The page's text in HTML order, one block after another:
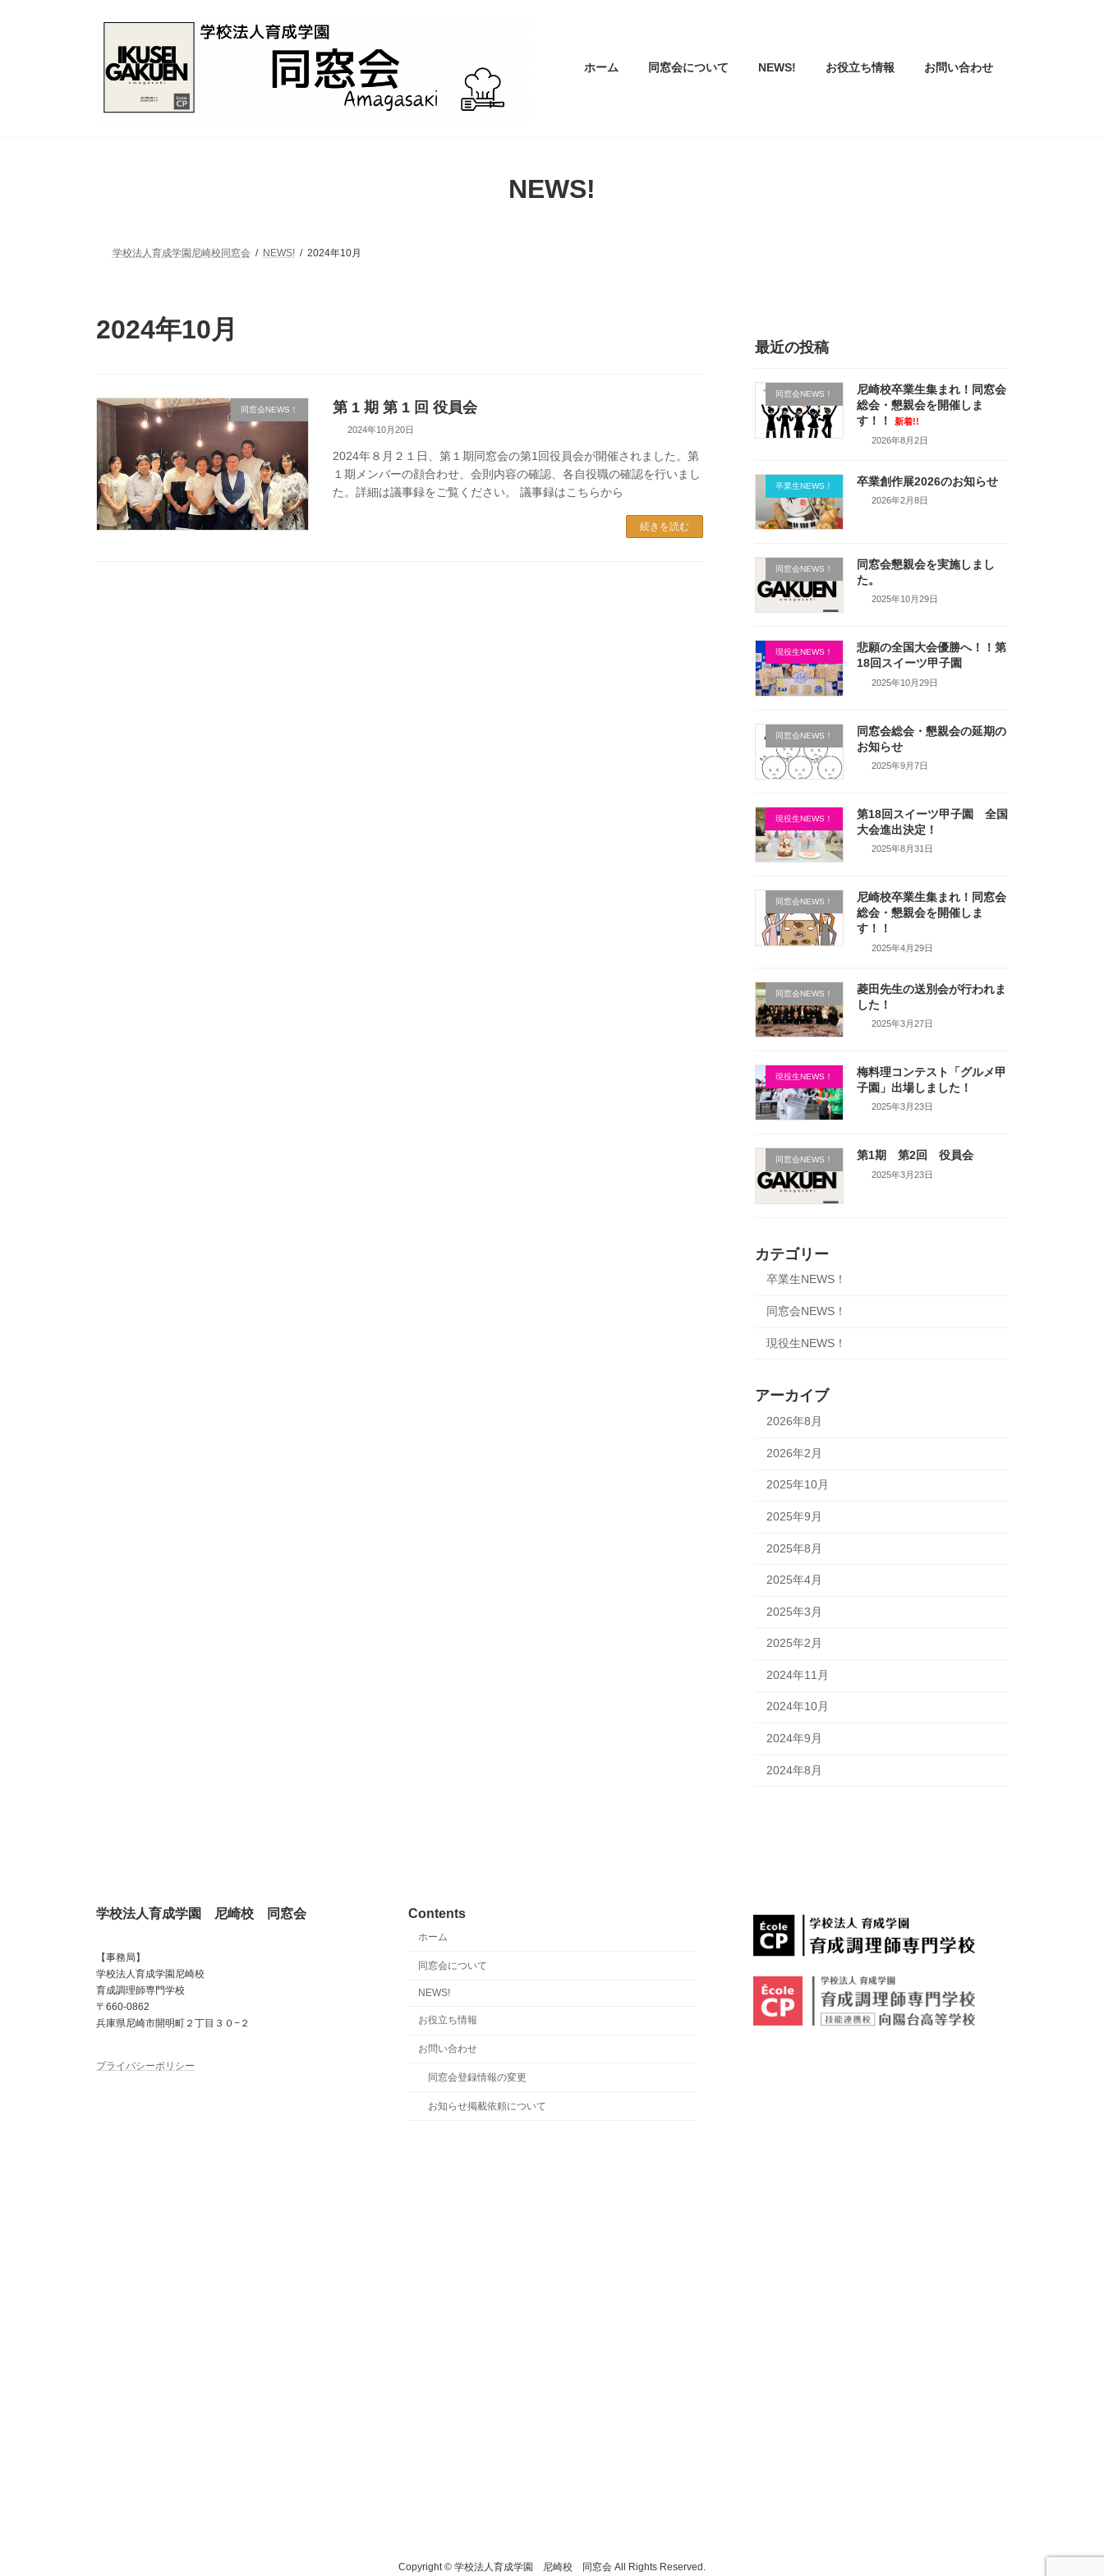
ホーム 同窓会について NEWS! お役立ち情報 お問い合わせ
NEWS!
学校法人育成学園尼崎校同窓会 NEWS! 2024年10月
2024年10月
同窓会NEWS！ 第 1 期 第 1 回 役員会
2024年10月20日
2024年８月２１日、第１期同窓会の第1回役員会が開催されました。第
１期メンバーの顔合わせ、会則内容の確認、各自役職の確認を行いまし
た。詳細は議事録をご覧ください。 議事録はこちらから
続きを読む
最近の投稿
同窓会NEWS！
尼崎校卒業生集まれ！同窓会
総会・懇親会を開催しま
す！！
新着!!
2026年8月2日
卒業生NEWS！ 卒業創作展2026のお知らせ
2026年2月8日
同窓会NEWS！
同窓会懇親会を実施しまし
た。
2025年10月29日
現役生NEWS！
悲願の全国大会優勝へ！！第
18回スイーツ甲子園
2025年10月29日
同窓会NEWS！
同窓会総会・懇親会の延期の
お知らせ
2025年9月7日
現役生NEWS！
第18回スイーツ甲子園 全国
大会進出決定！
2025年8月31日
同窓会NEWS！
尼崎校卒業生集まれ！同窓会
総会・懇親会を開催しま
す！！
2025年4月29日
同窓会NEWS！
菱田先生の送別会が行われま
した！
2025年3月27日
現役生NEWS！
梅料理コンテスト「グルメ甲
子園」出場しました！
2025年3月23日
同窓会NEWS！ 第1期 第2回 役員会
2025年3月23日
カテゴリー
卒業生NEWS！
同窓会NEWS！
現役生NEWS！
アーカイブ
2026年8月
2026年2月
2025年10月
2025年9月
2025年8月
2025年4月
2025年3月
2025年2月
2024年11月
2024年10月
2024年9月
2024年8月
学校法人育成学園 尼崎校 同窓会
【事務局】
学校法人育成学園尼崎校
育成調理師専門学校
〒660-0862
兵庫県尼崎市開明町２丁目３０−２
プライバシーポリシー
Contents
ホーム
同窓会について
NEWS!
お役立ち情報
お問い合わせ
同窓会登録情報の変更
お知らせ掲載依頼について
Copyright © 学校法人育成学園 尼崎校 同窓会 All Rights Reserved.